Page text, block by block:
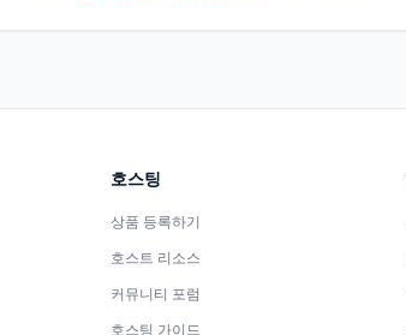
호스팅
상품 등록하기
호스트 리소스
커뮤니티 포럼
호스팅 가이드